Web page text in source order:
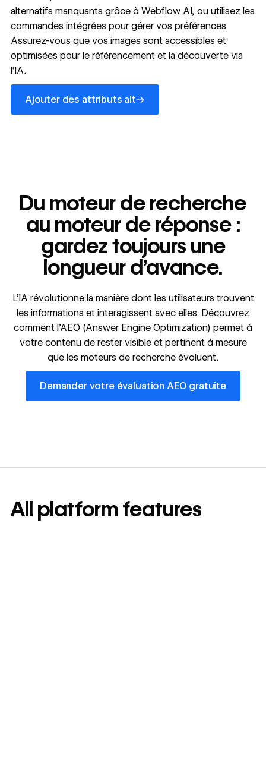
alternatifs manquants grâce à Webflow AI, ou utilisez les
commandes intégrées pour gérer vos préférences.
Assurez-vous que vos images sont accessibles et
optimisées pour le référencement et la découverte via
l’IA.
Ajouter des attributs alt→
Ajouter des attributs alt
Du moteur de recherche
au moteur de réponse :
gardez toujours une
longueur d’avance.
L’IA révolutionne la manière dont les utilisateurs trouvent
les informations et interagissent avec elles. Découvrez
comment l’AEO (Answer Engine Optimization) permet à
votre contenu de rester visible et pertinent à mesure
que les moteurs de recherche évoluent.
Demander votre évaluation AEO gratuite
Demander votre évaluation AEO gratuite
All platform features